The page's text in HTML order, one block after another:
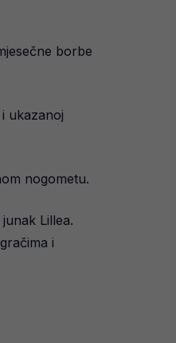
borbe
ukazanoj
nogometu.
Lillea.
i